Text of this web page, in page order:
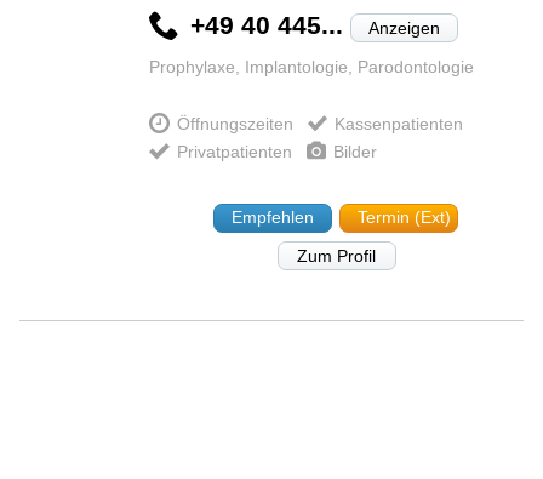
+49 40 445... Anzeigen
Prophylaxe, Implantologie, Parodontologie
Öffnungszeiten
Kassenpatienten
Privatpatienten
Bilder
Empfehlen
Termin (Ext)
Zum Profil